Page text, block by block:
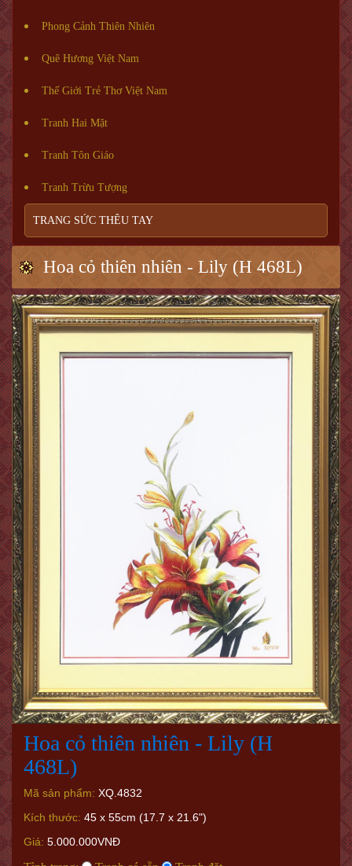
Phong Cảnh Thiên Nhiên
Quê Hương Việt Nam
Thế Giới Trẻ Thơ Việt Nam
Tranh Hai Mặt
Tranh Tôn Giáo
Tranh Trừu Tượng
TRANG SỨC THÊU TAY
Hoa cỏ thiên nhiên - Lily (H 468L)
Hoa cỏ thiên nhiên - Lily (H
468L)
Mã sản phẩm: XQ.4832
Kích thước: 45 x 55cm (17.7 x 21.6")
Giá: 5.000.000VNĐ